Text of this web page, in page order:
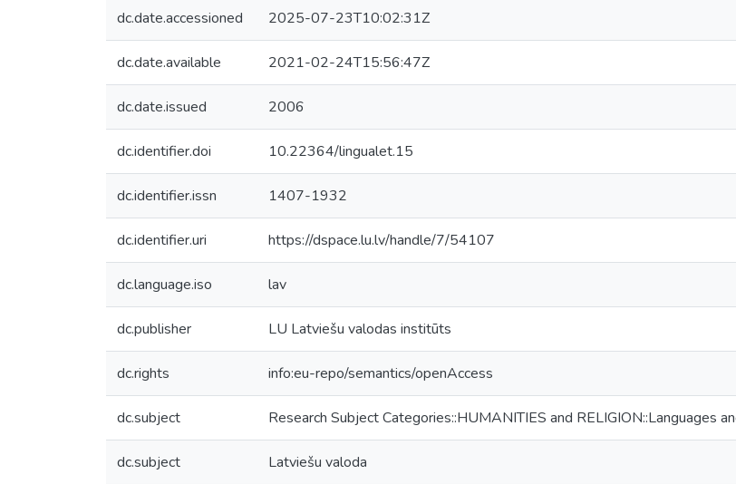
dc.date.accessioned 2025-07-23T10:02:31Z
dc.date.available 2021-02-24T15:56:47Z
dc.date.issued 2006
dc.identifier.doi 10.22364/lingualet.15
dc.identifier.issn 1407-1932
dc.identifier.uri https://dspace.lu.lv/handle/7/54107
dc.language.iso lav
dc.publisher LU Latviešu valodas institūts
dc.rights info:eu-repo/semantics/openAccess
dc.subject Research Subject Categories::HUMANITIES and RELIGION::Languages
dc.subject Latviešu valoda